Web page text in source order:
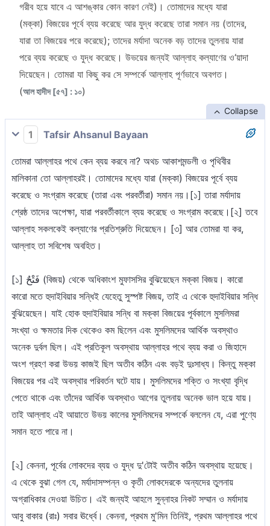
গরীব হয়ে যাবে এ আশঙ্কার কোন কারণ নেই)। তোমাদের মধ্যে যারা
(মক্কা) বিজয়ের পূর্বে ব্যয় করেছে আর যুদ্ধ করেছে তারা সমান নয় (তাদের,
যারা তা বিজয়ের পরে করেছে); তাদের মর্যাদা অনেক বড় তাদের তুলনায় যারা
পরে ব্যয় করেছে ও যুদ্ধ করেছে। উভয়ের জন্যই আল্লাহ কল্যাণের ও‘য়াদা
দিয়েছেন। তোমরা যা কিছু কর সে সম্পর্কে আল্লাহ পূর্ণভাবে অবগত।
(আল হাদীদ [৫৭] : ১০)
Collapse
1 Tafsir Ahsanul Bayaan
তোমরা আল্লাহর পথে কেন ব্যয় করবে না? অথচ আকাশমন্ডলী ও পৃথিবীর
মালিকানা তো আল্লাহরই। তোমাদের মধ্যে যারা (মক্কা) বিজয়ের পূর্বে ব্যয়
করেছে ও সংগ্রাম করেছে (তারা এবং পরবর্তীরা) সমান নয়।[১] তারা মর্যাদায়
শ্রেষ্ঠ তাদের অপেক্ষা, যারা পরবর্তীকালে ব্যয় করেছে ও সংগ্রাম করেছে।[২] তবে
আল্লাহ সকলকেই কল্যাণের প্রতিশ্রুতি দিয়েছেন। [৩] আর তোমরা যা কর,
আল্লাহ তা সবিশেষ অবহিত।
[১] فَتْحٌ (বিজয়) থেকে অধিকাংশ মুফাসসির বুঝিয়েছেন মক্কা বিজয়। কারো
কারো মতে হুদাইবিয়ার সন্ধিই যেহেতু সুস্পষ্ট বিজয়, তাই এ থেকে হুদাইবিয়ার সন্ধি
বুঝিয়েছেন। যাই হোক হুদাইবিয়ার সন্ধি বা মক্কা বিজয়ের পূর্বকালে মুসলিমরা
সংখ্যা ও ক্ষমতার দিক থেকেও কম ছিলেন এবং মুসলিমদের আর্থিক অবস্থাও
অনেক দুর্বল ছিল। এই প্রতিকূল অবস্থায় আল্লাহর পথে ব্যয় করা ও জিহাদে
অংশ গ্রহণ করা উভয় কাজই ছিল অতীব কঠিন এবং বড়ই দুঃসাধ্য। কিন্তু মক্কা
বিজয়ের পর এই অবস্থার পরিবর্তন ঘটে যায়। মুসলিমদের শক্তি ও সংখ্যা বৃদ্ধি
পেতে থাকে এবং তাঁদের আর্থিক অবস্থাও আগের তুলনায় অনেক ভাল হয়ে যায়।
তাই আল্লাহ এই আয়াতে উভয় কালের মুসলিমদের সম্পর্কে বললেন যে, এরা পুণ্যে
সমান হতে পারে না।
[২] কেননা, পূর্বের লোকদের ব্যয় ও যুদ্ধ দু'টোই অতীব কঠিন অবস্থায় হয়েছে।
এ থেকে বুঝা গেল যে, মর্যাদাসম্পন্ন ও কৃতী লোকদেরকে অন্যদের তুলনায়
অগ্রাধিকার দেওয়া উচিত। এই জন্যই আহলে সুন্নাহর নিকট সম্মান ও মর্যাদায়
আবু বাকার (রাঃ) সবার ঊর্ধ্বে। কেননা, প্রথম মু'মিন তিনিই, প্রথম আল্লাহর পথে